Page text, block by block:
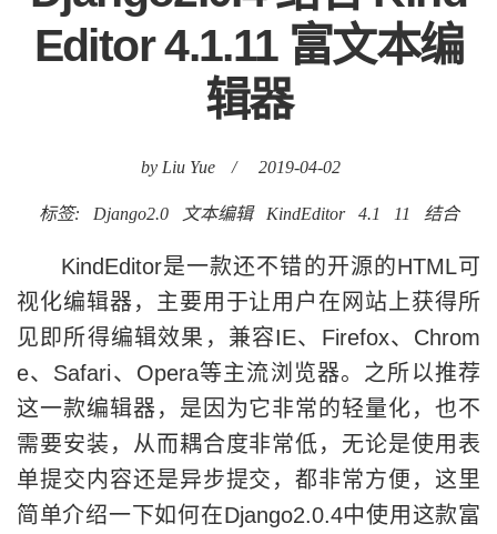
Editor 4.1.11 富文本编
辑器
by Liu Yue / 2019-04-02
标签: Django2.0 文本编辑 KindEditor 4.1 11 结合
KindEditor是一款还不错的开源的HTML可
视化编辑器，主要用于让用户在网站上获得所
见即所得编辑效果，兼容IE、Firefox、Chrom
e、Safari、Opera等主流浏览器。之所以推荐
这一款编辑器，是因为它非常的轻量化，也不
需要安装，从而耦合度非常低，无论是使用表
单提交内容还是异步提交，都非常方便，这里
简单介绍一下如何在Django2.0.4中使用这款富